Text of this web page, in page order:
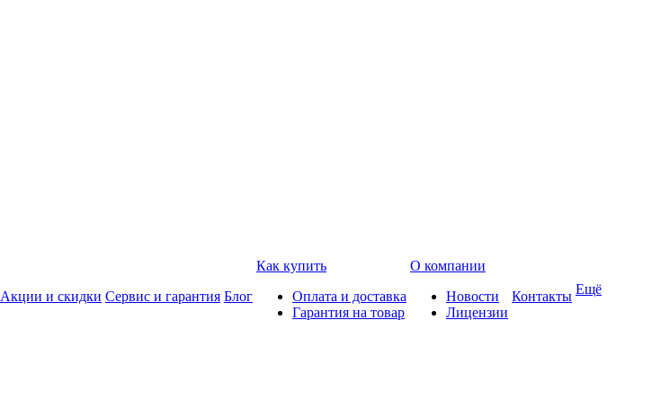
Акции и скидки Сервис и гарантия Блог
Как купить
Оплата и доставка
Гарантия на товар
О компании
Новости
Лицензии
Контакты Ещё